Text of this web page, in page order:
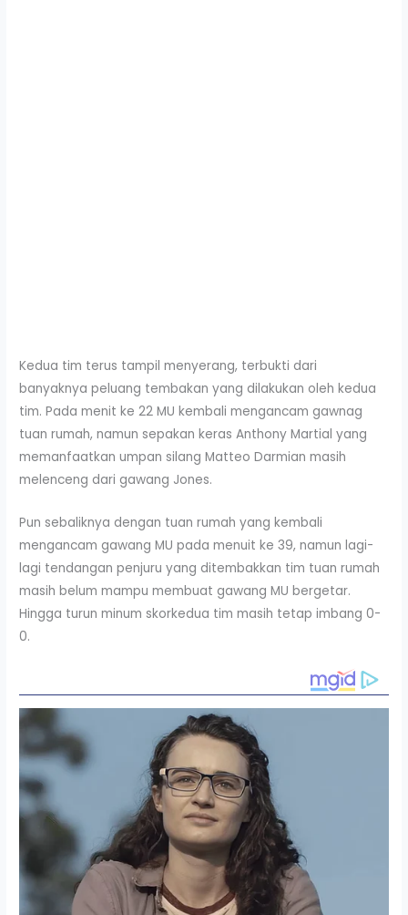
Kedua tim terus tampil menyerang, terbukti dari
banyaknya peluang tembakan yang dilakukan oleh kedua
tim. Pada menit ke 22 MU kembali mengancam gawnag
tuan rumah, namun sepakan keras Anthony Martial yang
memanfaatkan umpan silang Matteo Darmian masih
melenceng dari gawang Jones.
Pun sebaliknya dengan tuan rumah yang kembali
mengancam gawang MU pada menuit ke 39, namun lagi-
lagi tendangan penjuru yang ditembakkan tim tuan rumah
masih belum mampu membuat gawang MU bergetar.
Hingga turun minum skorkedua tim masih tetap imbang 0-
0.